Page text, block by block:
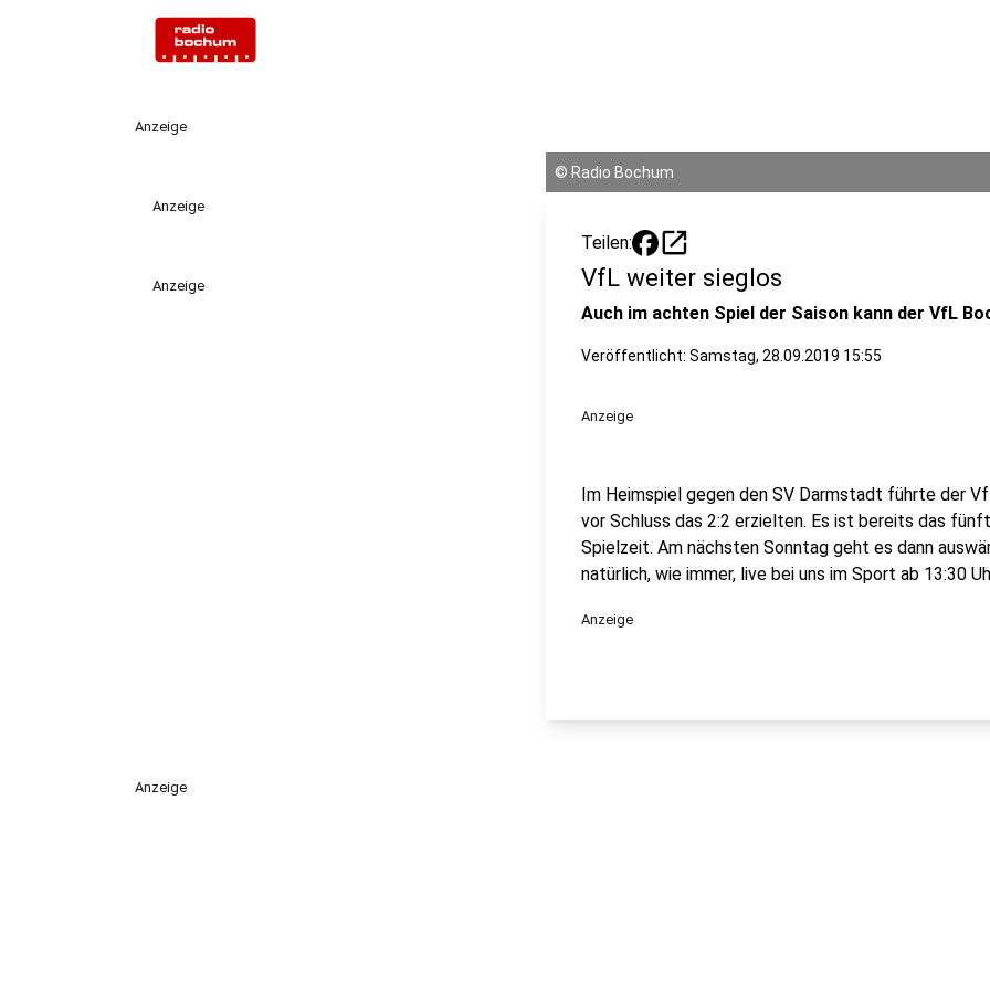
Anzeige
Anzeige
Anzeige
© Radio Bochum
Teilen: open_in_new
VfL weiter sieglos
Auch im achten Spiel der Saison kann der VfL
Veröffentlicht: Samstag, 28.09.2019 15:55
Anzeige
Im Heimspiel gegen den SV Darmstadt führte der
vor Schluss das 2:2 erzielten. Es ist bereits das
Spielzeit. Am nächsten Sonntag geht es dann
natürlich, wie immer, live bei uns im Sport ab 13:30
Anzeige
Anzeige